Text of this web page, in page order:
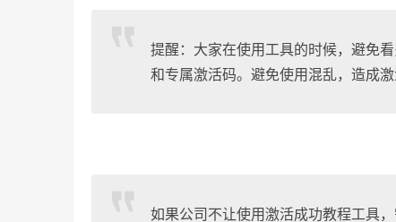
提醒：大家在使用工具的时候，避免
和专属激活码。避免使用混乱，造成激
如果公司不让使用激活成功教程工具